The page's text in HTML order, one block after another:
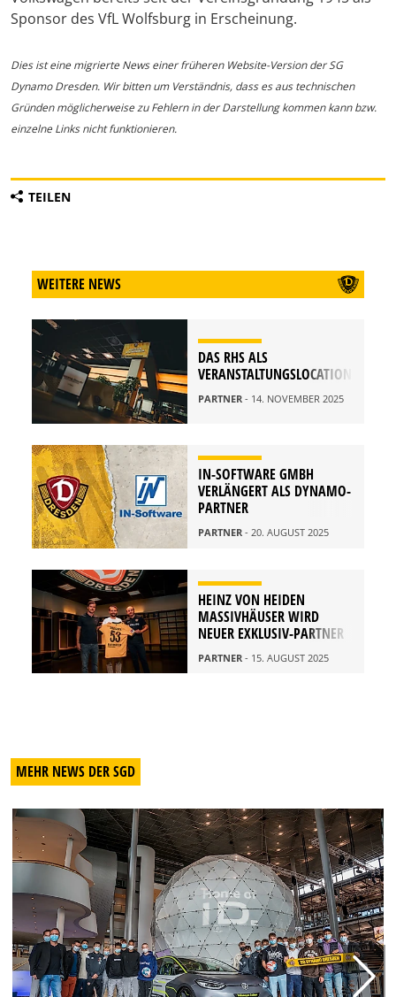
Sponsor des VfL Wolfsburg in Erscheinung.
Dies ist eine migrierte News einer früheren Website-Version der SG
Dynamo Dresden. Wir bitten um Verständnis, dass es aus technischen
Gründen möglicherweise zu Fehlern in der Darstellung kommen kann bzw.
einzelne Links nicht funktionieren.
TEILEN
WEITERE NEWS
DAS RHS ALS
VERANSTALTUNGSLOCATION
PARTNER - 14. NOVEMBER 2025
IN-SOFTWARE GMBH
VERLÄNGERT ALS DYNAMO-
PARTNER
PARTNER - 20. AUGUST 2025
HEINZ VON HEIDEN
MASSIVHÄUSER WIRD
NEUER EXKLUSIV-PARTNER
PARTNER - 15. AUGUST 2025
MEHR NEWS DER SGD